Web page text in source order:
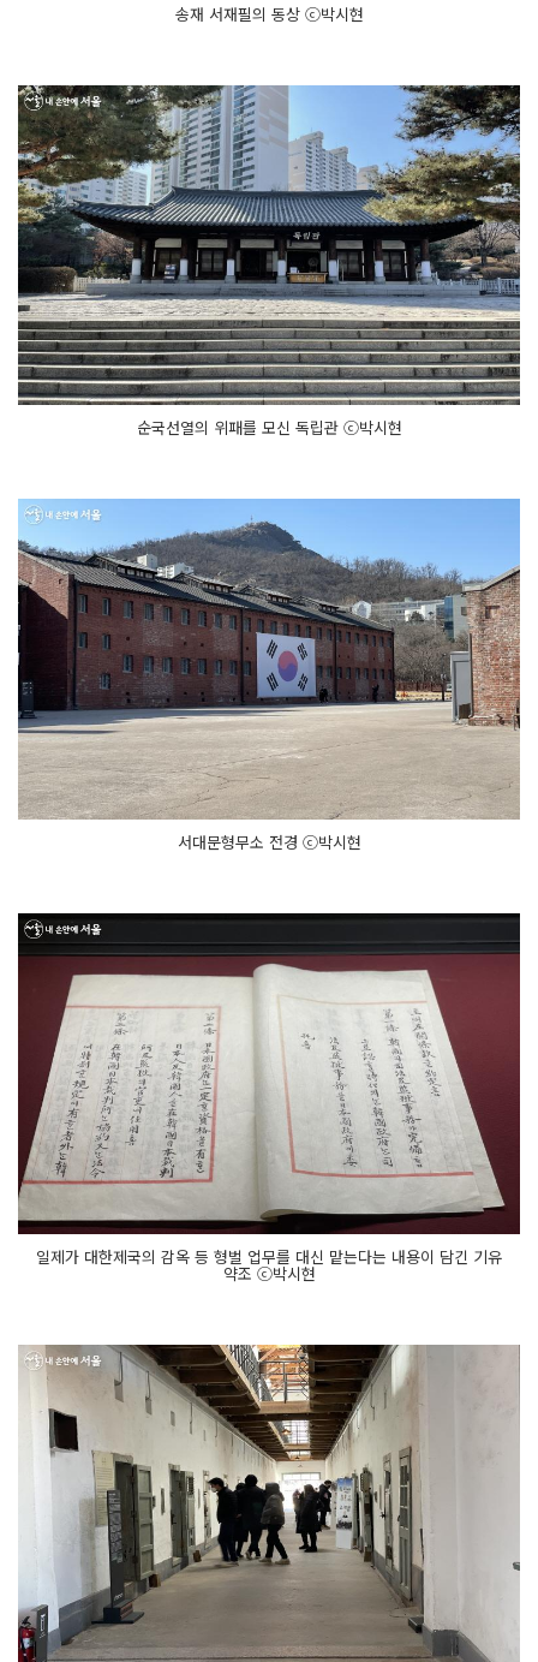
송재 서재필의 동상 ⓒ박시현
순국선열의 위패를 모신 독립관 ⓒ박시현
서대문형무소 전경 ⓒ박시현
일제가 대한제국의 감옥 등 형벌 업무를 대신 맡는다는 내용이 담긴 기유
약조 ⓒ박시현